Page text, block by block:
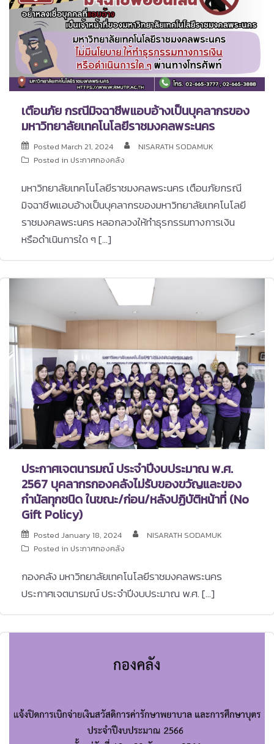
เตือนภัย กรณีมิจฉาชีพแอบอ้างเป็นบุคลากรของ
มหาวิทยาลัยเทคโนโลยีราชมงคลพระนคร
Posted March 21, 2024
NISARATH SODAMUK
Posted in ประกาศกองคลัง
มหาวิทยาลัยเทคโนโลยีราชมงคลพระนคร เตือนภัยกรณี
มิจฉาชีพแอบอ้างเป็นบุคลากรของมหาวิทยาลัยเทคโนโลยี
ราชมงคลพระนคร หลอกลวงให้ทำธุรกรรมทางการเงิน
หรือดำเนินการใด ๆ […]
ประกาศเจตนารมณ์ ประจำปีงบประมาณ พ.ศ.
2567 บุคลากรกองคลังไม่รับของขวัญและของ
กำนัลทุกชนิด ในขณะ/ก่อน/หลังปฏิบัติหน้าที่ (No
Gift Policy)
Posted January 18, 2024
NISARATH SODAMUK
Posted in ประกาศกองคลัง
กองคลัง มหาวิทยาลัยเทคโนโลยีราชมงคลพระนคร
ประกาศเจตนารมณ์ ประจำปีงบประมาณ พ.ศ. […]